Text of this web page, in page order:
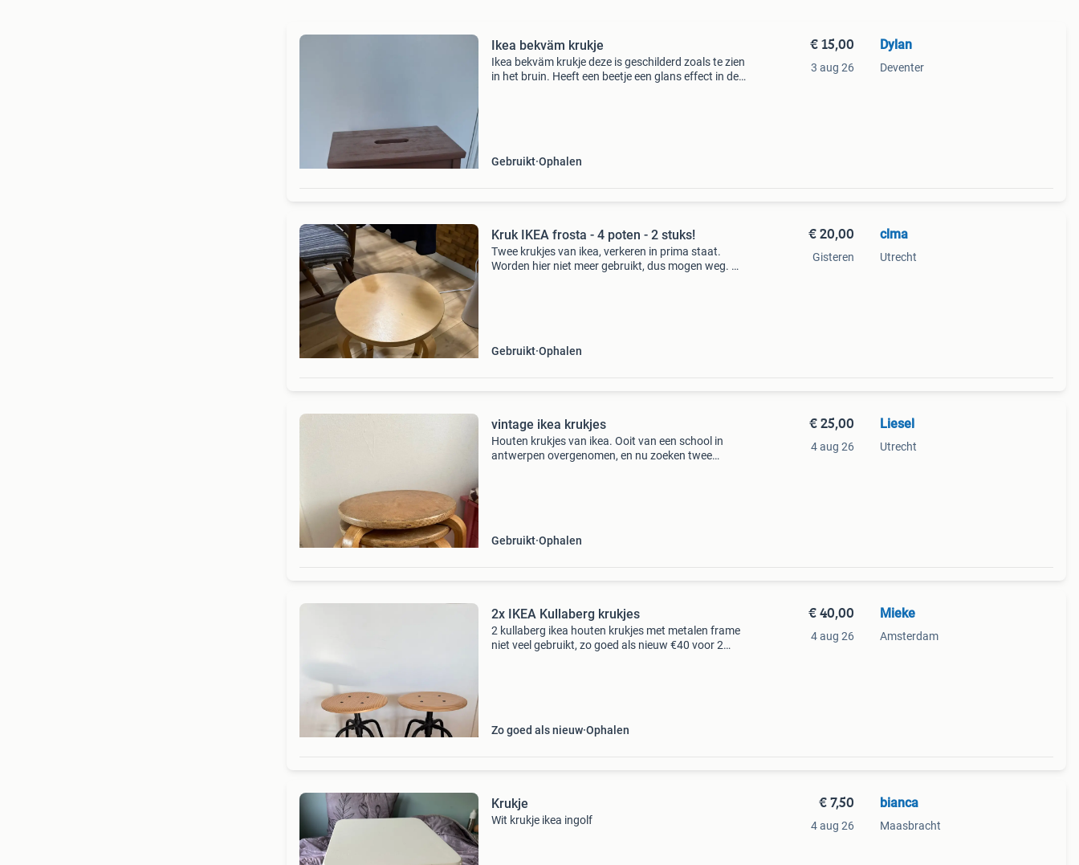
Ikea bekväm krukje
Ikea bekväm krukje deze is geschilderd zoals te zien
in het bruin. Heeft een beetje een glans effect in de
Gebruikt Ophalen
€ 15,00
3 aug 26
Dylan
Deventer
Kruk IKEA frosta - 4 poten - 2 stuks!
Twee krukjes van ikea, verkeren in prima staat.
Worden hier niet meer gebruikt, dus mogen weg. Op
Gebruikt Ophalen
€ 20,00
Gisteren
clma
Utrecht
vintage ikea krukjes
Houten krukjes van ikea. Ooit van een school in
antwerpen overgenomen, en nu zoeken twee
Gebruikt Ophalen
€ 25,00
4 aug 26
Liesel
Utrecht
2x IKEA Kullaberg krukjes
2 kullaberg ikea houten krukjes met metalen frame
niet veel gebruikt, zo goed als nieuw €40 voor 2
Zo goed als nieuw Ophalen
€ 40,00
4 aug 26
Mieke
Amsterdam
Krukje
Wit krukje ikea ingolf
€ 7,50
4 aug 26
bianca
Maasbracht